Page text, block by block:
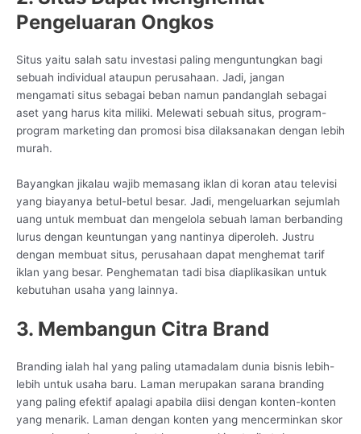
Pengeluaran Ongkos
Situs yaitu salah satu investasi paling menguntungkan bagi
sebuah individual ataupun perusahaan. Jadi, jangan
mengamati situs sebagai beban namun pandanglah sebagai
aset yang harus kita miliki. Melewati sebuah situs, program-
program marketing dan promosi bisa dilaksanakan dengan lebih
murah.
Bayangkan jikalau wajib memasang iklan di koran atau televisi
yang biayanya betul-betul besar. Jadi, mengeluarkan sejumlah
uang untuk membuat dan mengelola sebuah laman berbanding
lurus dengan keuntungan yang nantinya diperoleh. Justru
dengan membuat situs, perusahaan dapat menghemat tarif
iklan yang besar. Penghematan tadi bisa diaplikasikan untuk
kebutuhan usaha yang lainnya.
3. Membangun Citra Brand
Branding ialah hal yang paling utamadalam dunia bisnis lebih-
lebih untuk usaha baru. Laman merupakan sarana branding
yang paling efektif apalagi apabila diisi dengan konten-konten
yang menarik. Laman dengan konten yang mencerminkan skor